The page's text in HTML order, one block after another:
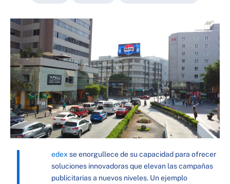
edexse enorgullece de su capacidad para ofrecer
soluciones innovadoras que elevan las campañas
publicitarias a nuevos niveles. Un ejemplo